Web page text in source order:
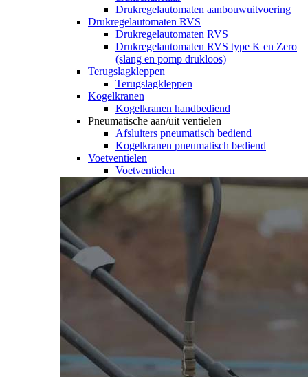
Drukregelautomaten aanbouwuitvoering
Drukregelautomaten RVS
Drukregelautomaten RVS
Drukregelautomaten RVS type K en Zero
(slang en pomp drukloos)
Terugslagkleppen
Terugslagkleppen
Kogelkranen
Kogelkranen handbediend
Pneumatische aan/uit ventielen
Afsluiters pneumatisch bediend
Kogelkranen pneumatisch bediend
Voetventielen
Voetventielen